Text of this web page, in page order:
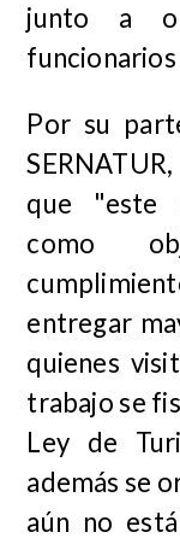
junto a
funcionarios
Por su
que "este
como
entregar
quienes
trabajo se
Ley de
además se
aún no